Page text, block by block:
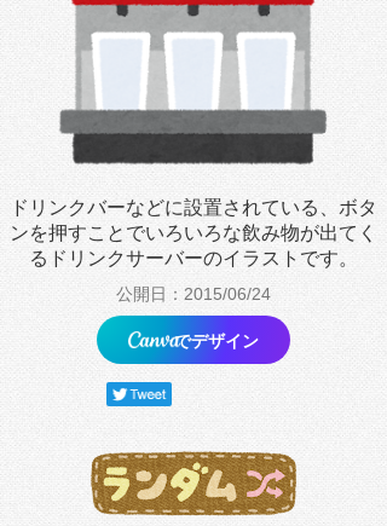
ドリンクバーなどに設置されている、ボタ
ンを押すことでいろいろな飲み物が出てく
るドリンクサーバーのイラストです。
公開日：2015/06/24
でデザイン